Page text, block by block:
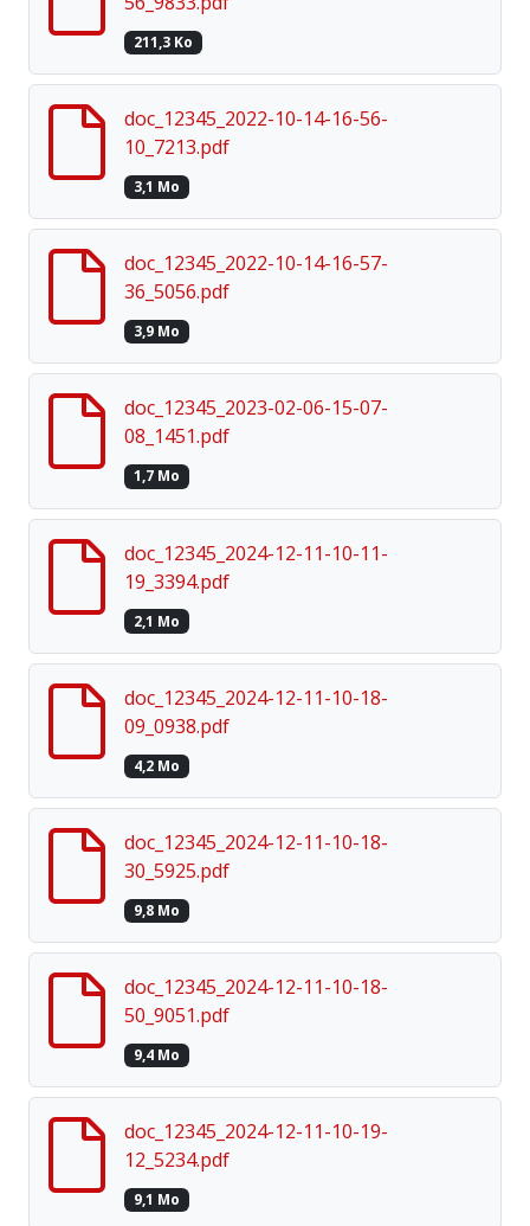
211,3 Ko
doc_12345_2022-10-14-16-56-
10_7213.pdf
3,1 Mo
doc_12345_2022-10-14-16-57-
36_5056.pdf
3,9 Mo
doc_12345_2023-02-06-15-07-
08_1451.pdf
1,7 Mo
doc_12345_2024-12-11-10-11-
19_3394.pdf
2,1 Mo
doc_12345_2024-12-11-10-18-
09_0938.pdf
4,2 Mo
doc_12345_2024-12-11-10-18-
30_5925.pdf
9,8 Mo
doc_12345_2024-12-11-10-18-
50_9051.pdf
9,4 Mo
doc_12345_2024-12-11-10-19-
12_5234.pdf
9,1 Mo